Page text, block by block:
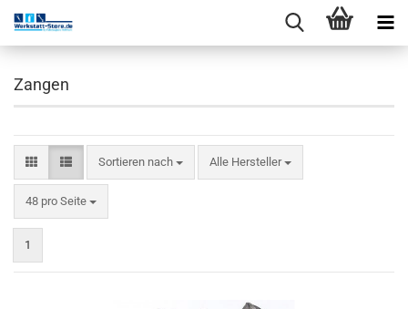
Zangen
Sortieren nach Alle Hersteller
48 pro Seite
1